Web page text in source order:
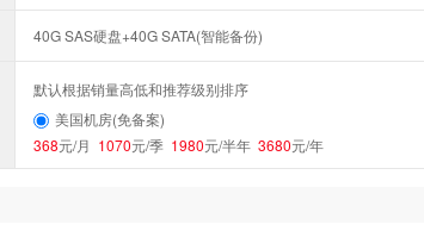
40G SAS硬盘+40G SATA(智能备份)
默认根据销量高低和推荐级别排序
美国机房(免备案)
368元/月 1070元/季 1980元/半年 3680元/年